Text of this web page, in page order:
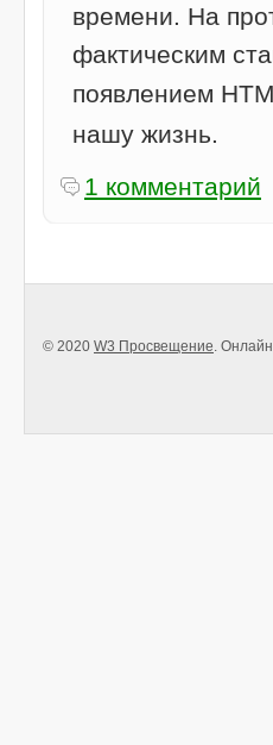
времени. На
фактическим
появлением
нашу жизнь.
1 комментарий
© 2020 W3 Просвещение .